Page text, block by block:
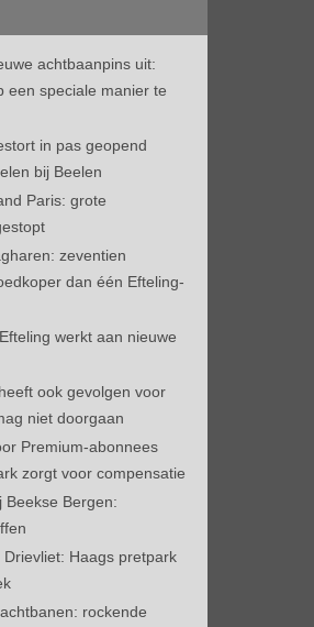
achtbaanpins uit:
een speciale manier te
in pas geopend
bij Beelen
Paris: grote
zeventien
dan één Efteling-
werkt aan nieuwe
ook gevolgen voor
niet doorgaan
Premium-abonnees
zorgt voor compensatie
Bergen:
Haags pretpark
rockende